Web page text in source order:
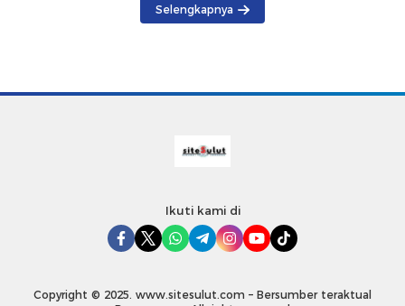
Selengkapnya
Ikuti kami di
Copyright © 2025. www.sitesulut.com – Bersumber teraktual